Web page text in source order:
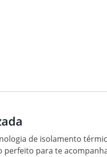
de isolamento
perfeito para te